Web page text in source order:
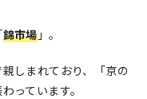
錦市場」。
しまれており、「京の
っています。